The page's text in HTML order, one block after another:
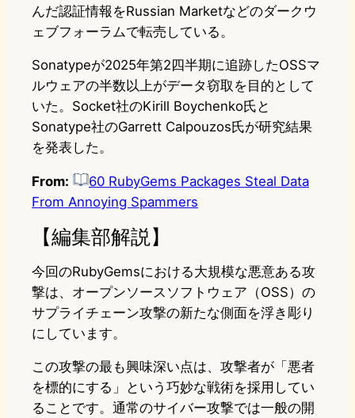
んだ認証情報をRussian Marketなどのダークウ
ェブフォーラムで転売している。
Sonatypeが2025年第2四半期に追跡したOSSマ
ルウェアの半数以上がデータ窃取を目的として
いた。Socket社のKirill Boychenko氏と
Sonatype社のGarrett Calpouzos氏が研究結果
を発表した。
From:
60 RubyGems Packages Steal Data
From Annoying Spammers
【編集部解説】
今回のRubyGemsにおける大規模な悪意ある攻
撃は、オープンソースソフトウェア（OSS）の
サプライチェーン攻撃の新たな側面を浮き彫り
にしています。
この攻撃の最も興味深い点は、攻撃者が「悪者
を標的にする」という巧妙な戦術を採用してい
ることです。通常のサイバー攻撃では一般の開